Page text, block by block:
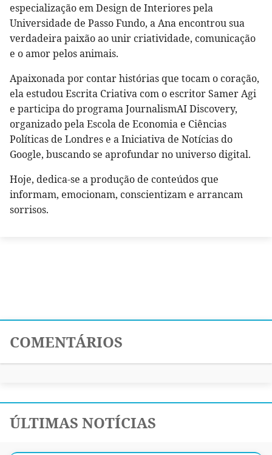
especialização em Design de Interiores pela
Universidade de Passo Fundo, a Ana encontrou sua
verdadeira paixão ao unir criatividade, comunicação
e o amor pelos animais.
Apaixonada por contar histórias que tocam o coração,
ela estudou Escrita Criativa com o escritor Samer Agi
e participa do programa JournalismAI Discovery,
organizado pela Escola de Economia e Ciências
Políticas de Londres e a Iniciativa de Notícias do
Google, buscando se aprofundar no universo digital.
Hoje, dedica-se a produção de conteúdos que
informam, emocionam, conscientizam e arrancam
sorrisos.
COMENTÁRIOS
ÚLTIMAS NOTÍCIAS